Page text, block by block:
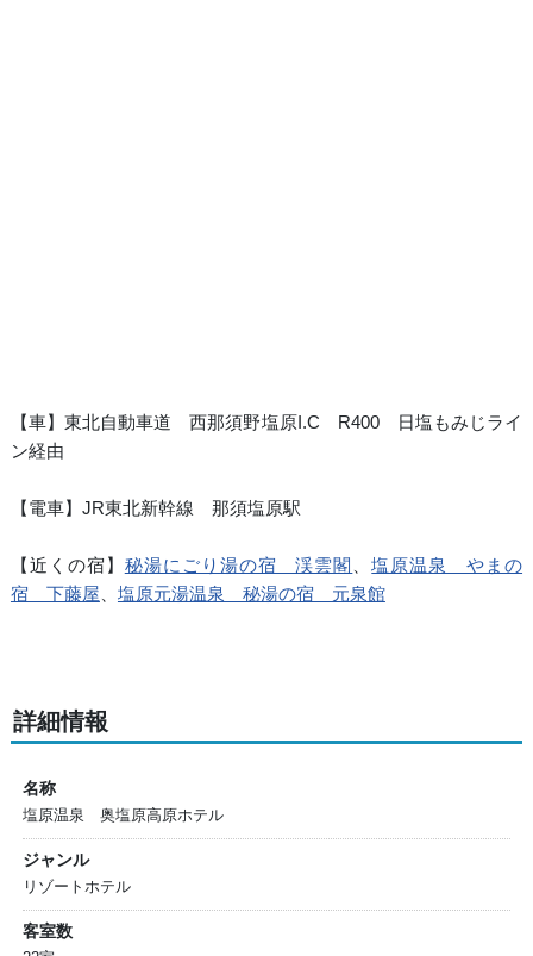
【車】東北自動車道 西那須野塩原I.C R400 日塩もみじライ
ン経由
【電車】JR東北新幹線 那須塩原駅
【近くの宿】 秘湯にごり湯の宿 渓雲閣 、塩原温泉 やまの
宿 下藤屋
塩原元湯温泉 秘湯の宿 元泉館
詳細情報
名称
塩原温泉 奥塩原高原ホテル
ジャンル
リゾートホテル
客室数